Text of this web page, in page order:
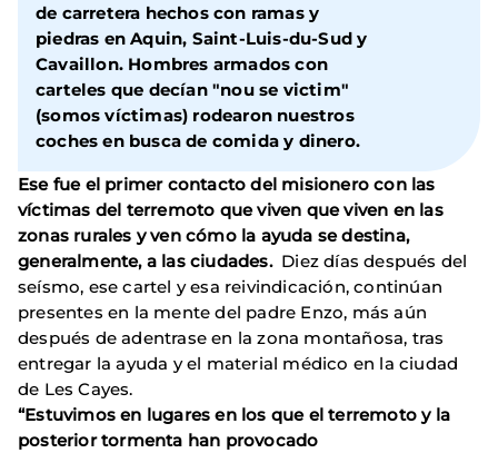
de carretera hechos con ramas y
piedras en Aquin, Saint-Luis-du-Sud y
Cavaillon. Hombres armados con
carteles que decían "nou se victim"
(somos víctimas) rodearon nuestros
coches en busca de comida y dinero.
Ese fue el primer contacto del misionero con las
víctimas del terremoto que viven que viven en las
zonas rurales y ven cómo la ayuda se destina,
generalmente, a las ciudades. Diez días después del
seísmo, ese cartel y esa reivindicación, continúan
presentes en la mente del padre Enzo, más aún
después de adentrase en la zona montañosa, tras
entregar la ayuda y el material médico en la ciudad
de Les Cayes.
“Estuvimos en lugares en los que el terremoto y la
posterior tormenta han provocado